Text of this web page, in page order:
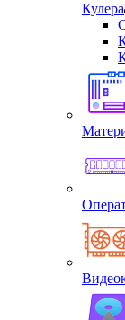
Кулера